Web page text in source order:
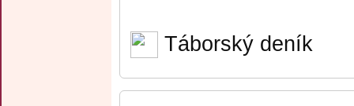
Táborský deník